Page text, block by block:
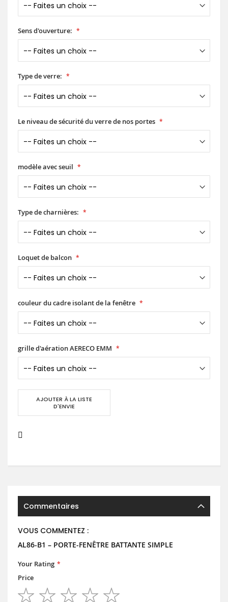
Sens d'ouverture:
Type de verre:
Le niveau de sécurité du verre de nos portes
modèle avec seuil
Type de charnières:
Loquet de balcon
couleur du cadre isolant de la fenêtre
grille d'aération AERECO EMM
AJOUTER À LA LISTE
D'ENVIE
Commentaires
VOUS COMMENTEZ :
AL86-B1 – PORTE-FENÊTRE BATTANTE SIMPLE
Your Rating
Price